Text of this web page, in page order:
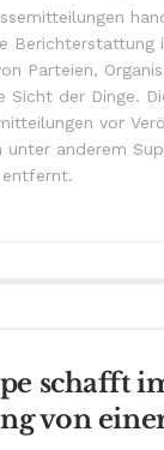
Berichterstattung
Parteien,
Sicht der Dinge.
vor
unter anderem
entfernt.
schafft
von